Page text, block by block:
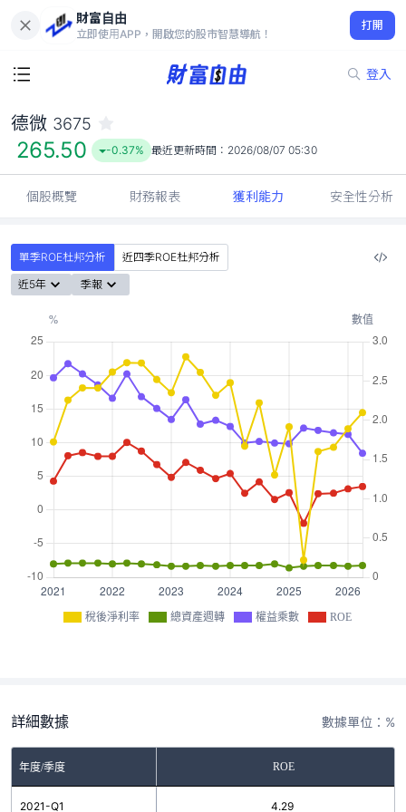
財富自由
立即使用APP，開啟您的股市智慧導航！
打開
登入
265.50
-0.37%
德微 3675
265.50 -0.37% 最近更新時間： 2026/08/07 05:30
個股概覽 財務報表 獲利能力 安全性分析
單季ROE杜邦分析
近四季ROE杜邦分析
近5年
季報
稅後淨利率 總資產週轉 權益乘數 ROE
詳細數據 數據單位：%
年度/季度 ROE
2021-Q1 4.29